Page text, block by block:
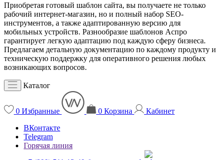
Приобретая готовый шаблон сайта, вы получаете не только
рабочий интернет-магазин, но и полный набор SEO-
инструментов, а также адаптированную версию для
мобильных устройств. Разнообразие шаблонов Аспро
гарантирует легкую адаптацию под каждую сферу бизнеса.
Предлагаем детальную документацию по каждому продукту и
техническую поддержку для оперативного решения любых
возникающих вопросов.
Каталог
0 Избранные 0 Корзина
Кабинет
ВКонтакте
Telegram
Горячая линия